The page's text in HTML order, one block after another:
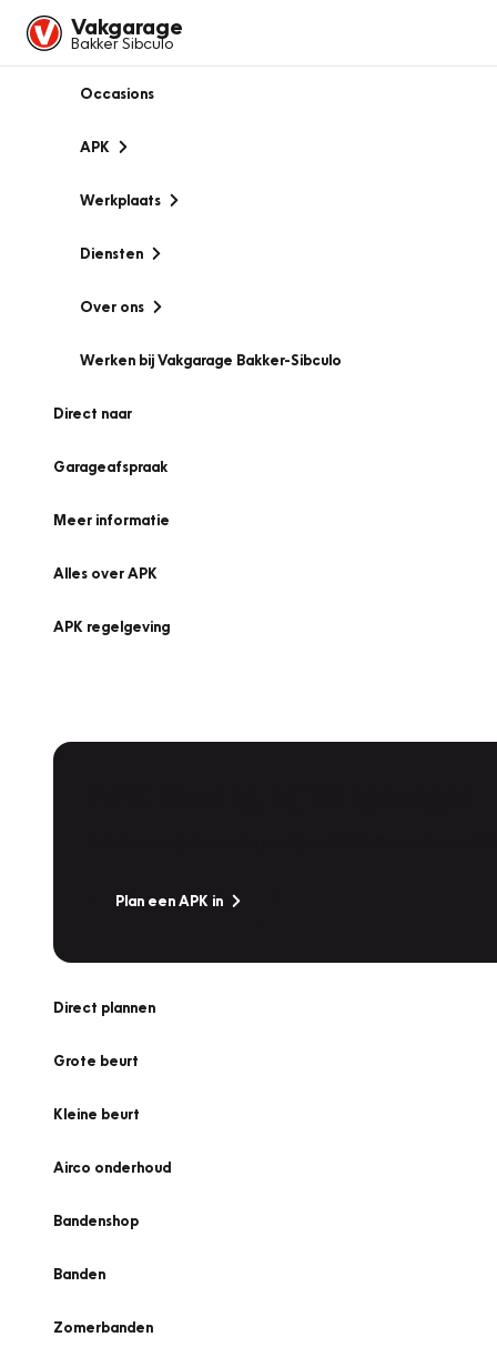
Vakgarage
Bakker Sibculo
Occasions
APK
Werkplaats
Diensten
Over ons
Werken bij Vakgarage Bakker-Sibculo
Direct naar
Garageafspraak
Meer informatie
Alles over APK
APK regelgeving
Plan een APK in
Direct plannen
Grote beurt
Kleine beurt
Airco onderhoud
Bandenshop
Banden
Zomerbanden